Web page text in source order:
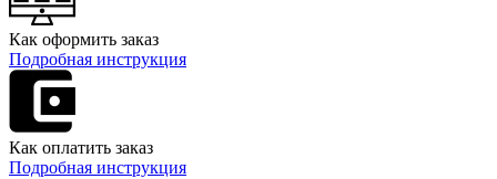
Как оформить заказ
Подробная инструкция
Как оплатить заказ
Подробная инструкция